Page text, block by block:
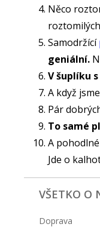
Něco
Samodržící
geniální.
V šuplíku
A když
Pár
To samé
A
Jde o
VŠETKO O
Doprava